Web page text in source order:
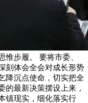
惟步履。 要将市委、
刻体会全会对成长形势
降沉点使命，切实把全
的最新决策摆设上来，
镇现实，细化落实行